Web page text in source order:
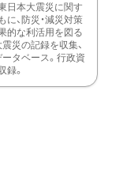
日本大震災に関す
、防災・減災対策
的な利活用を図る
災の記録を収集、
タベース。行政資
録。